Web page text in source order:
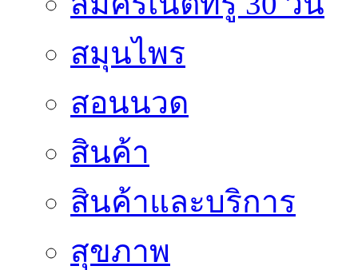
สมุนไพร
สอนนวด
สินค้า
สินค้าและบริการ
สุขภาพ